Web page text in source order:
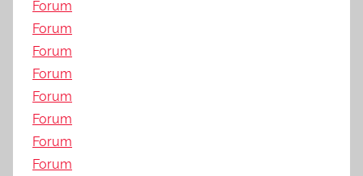
Forum
Forum
Forum
Forum
Forum
Forum
Forum
Forum